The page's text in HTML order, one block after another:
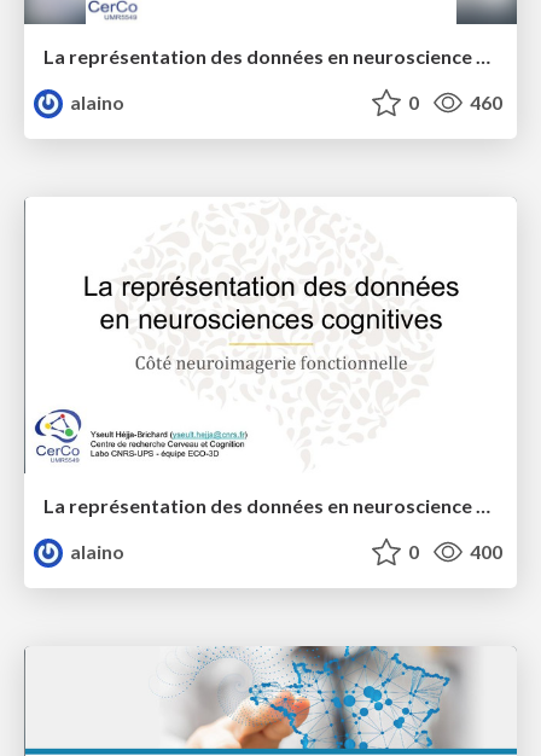
alaino
0 460
La représentation des données en neuroscience cognitive
alaino
0 400